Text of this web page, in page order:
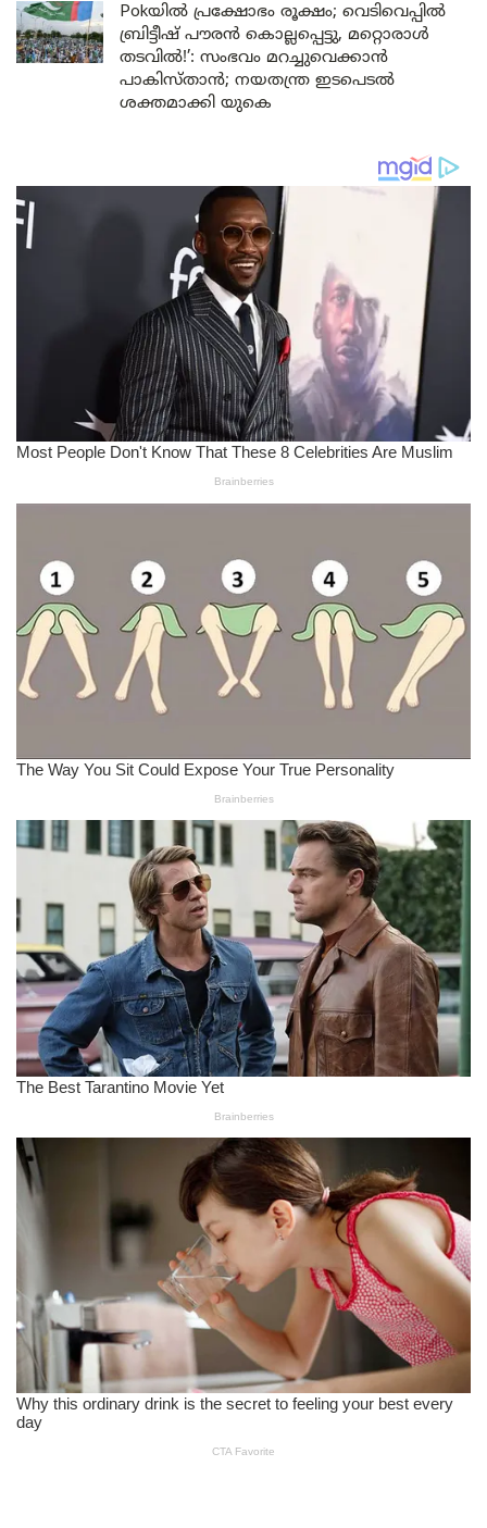
Pokയിൽ പ്രക്ഷോഭം രൂക്ഷം; വെടിവെപ്പിൽ
ബ്രിട്ടീഷ് പൗരൻ കൊല്ലപ്പെട്ടു, മറ്റൊരാൾ
തടവിൽ!’: സംഭവം മറച്ചുവെക്കാൻ
പാകിസ്താൻ; നയതന്ത്ര ഇടപെടൽ
ശക്തമാക്കി യുകെ